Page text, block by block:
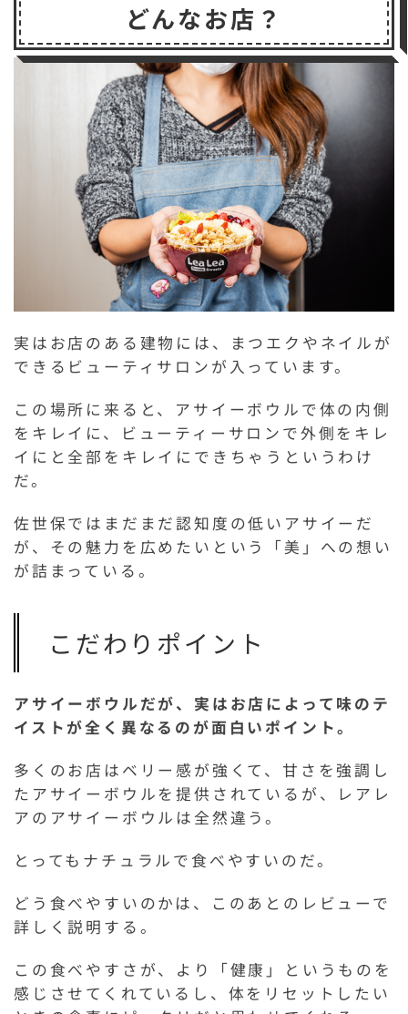
どんなお店？
実はお店のある建物には、まつエクやネイルが
できるビューティサロンが入っています。
この場所に来ると、アサイーボウルで体の内側
をキレイに、ビューティーサロンで外側をキレ
イにと全部をキレイにできちゃうというわけ
だ。
佐世保ではまだまだ認知度の低いアサイーだ
が、その魅力を広めたいという「美」への想い
が詰まっている。
こだわりポイント
アサイーボウルだが、実はお店によって味のテ
イストが全く異なるのが面白いポイント。
多くのお店はベリー感が強くて、甘さを強調し
たアサイーボウルを提供されているが、レアレ
アのアサイーボウルは全然違う。
とってもナチュラルで食べやすいのだ。
どう食べやすいのかは、このあとのレビューで
詳しく説明する。
この食べやすさが、より「健康」というものを
感じさせてくれているし、体をリセットしたい